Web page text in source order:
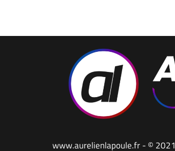
www.aurelienlapoule.fr - © 2021